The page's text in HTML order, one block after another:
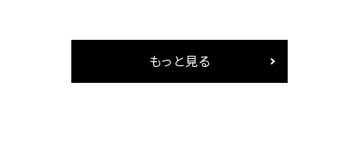
もっと見る